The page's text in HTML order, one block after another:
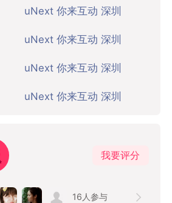
uNext 你来互动 深圳
uNext 你来互动 深圳
uNext 你来互动 深圳
uNext 你来互动 深圳
我要评分
16人参与